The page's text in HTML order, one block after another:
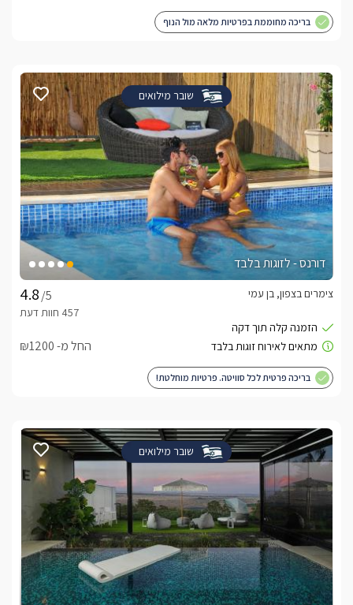
בריכה מחוממת בפרטיות מלאה מול הנוף
שובר מילואים
דורנס - לזוגות בלבד
/5
צימרים בצפון, בן עמי
החל מ- ₪1200
בריכה פרטית לכל סוויטה. פרטיות מוחלטת!
שובר מילואים